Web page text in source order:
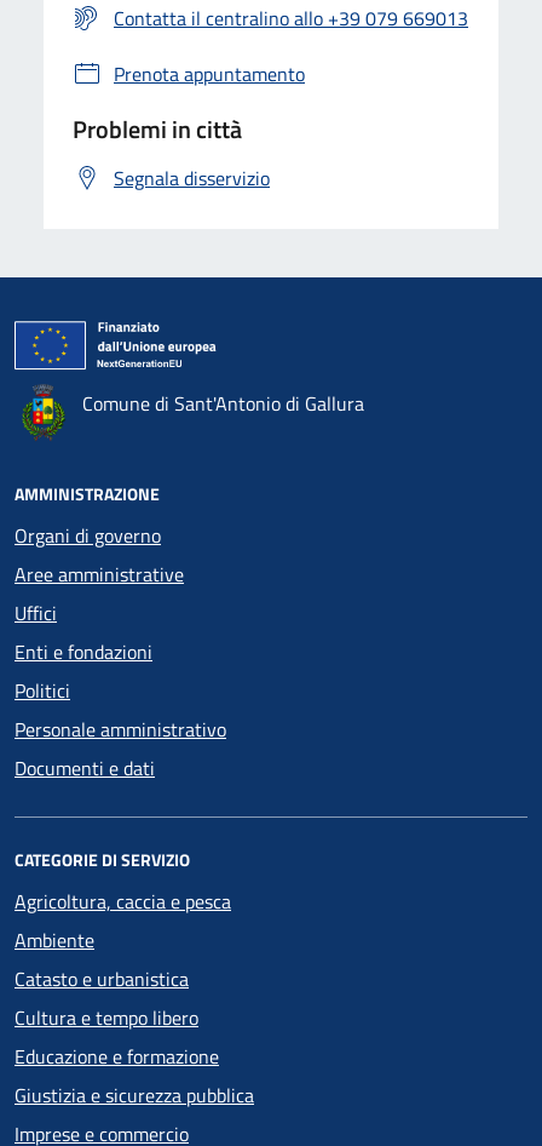
Contatta il centralino allo +39 079 669013
Prenota appuntamento
Problemi in città
Segnala disservizio
Comune di Sant'Antonio di Gallura
AMMINISTRAZIONE
Organi di governo
Aree amministrative
Uffici
Enti e fondazioni
Politici
Personale amministrativo
Documenti e dati
CATEGORIE DI SERVIZIO
Agricoltura, caccia e pesca
Ambiente
Catasto e urbanistica
Cultura e tempo libero
Educazione e formazione
Giustizia e sicurezza pubblica
Imprese e commercio